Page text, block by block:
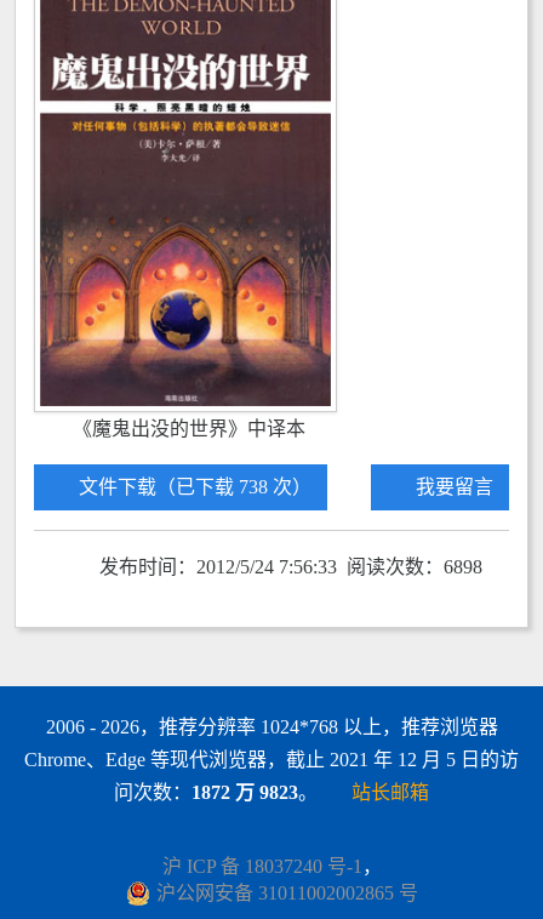
《魔鬼出没的世界》中译本
文件下载（已下载 738 次） 我要留言
发布时间：2012/5/24 7:56:33 阅读次数：6898
2006 - 2026，推荐分辨率 1024*768 以上，推荐浏览器
Chrome、Edge 等现代浏览器，截止 2021 年 12 月 5 日的访
问次数： 1872 万 9823。 站长邮箱
沪 ICP 备 18037240 号-1 ，
沪公网安备 31011002002865 号